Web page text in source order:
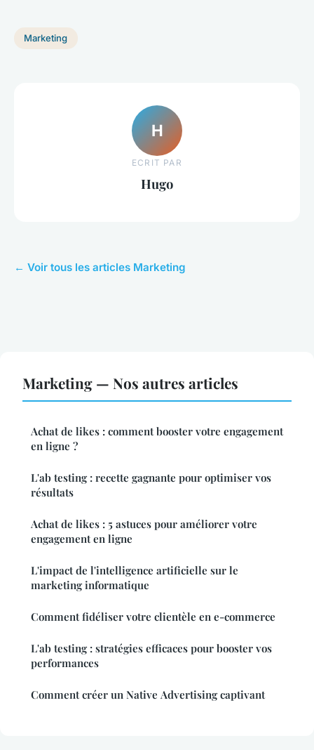
Marketing
H
ECRIT PAR
Hugo
← Voir tous les articles Marketing
Marketing — Nos autres articles
Achat de likes : comment booster votre engagement
en ligne ?
L'ab testing : recette gagnante pour optimiser vos
résultats
Achat de likes : 5 astuces pour améliorer votre
engagement en ligne
L'impact de l'intelligence artificielle sur le
marketing informatique
Comment fidéliser votre clientèle en e-commerce
L'ab testing : stratégies efficaces pour booster vos
performances
Comment créer un Native Advertising captivant